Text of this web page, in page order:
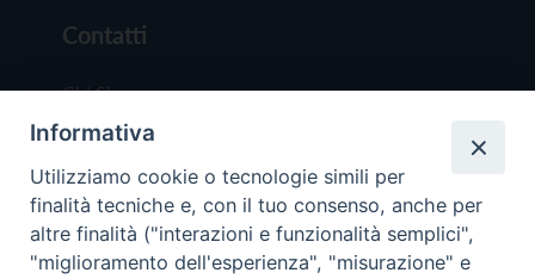
Contatti
Chi Siamo
Redazione
Scrivici
Informativa
Utilizziamo cookie o tecnologie simili per
finalità tecniche e, con il tuo consenso, anche per
altre finalità ("interazioni e funzionalità semplici",
"miglioramento dell'esperienza", "misurazione" e